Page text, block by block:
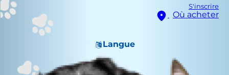
S'inscrire
Où acheter
Langue